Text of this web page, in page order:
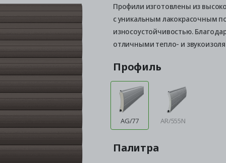
Профили изготовлены из
с уникальным лакокрасочным
износоустойчивостью.
отличными тепло- и
Профиль
AG/77 AR/555N
Палитра